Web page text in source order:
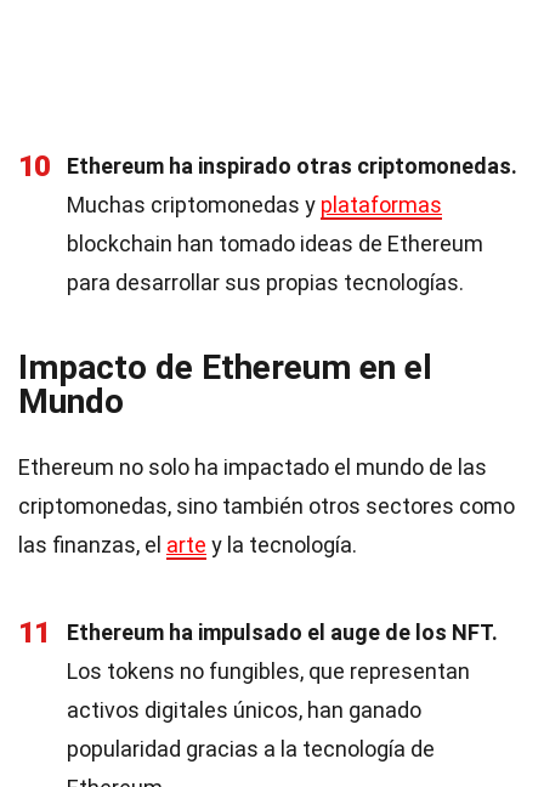
10
Ethereum ha inspirado otras criptomonedas.
Muchas criptomonedas y plataformas
blockchain han tomado ideas de Ethereum
para desarrollar sus propias tecnologías.
Impacto de Ethereum en el
Mundo
Ethereum no solo ha impactado el mundo de las
criptomonedas, sino también otros sectores como
las finanzas, el arte y la tecnología.
11
Ethereum ha impulsado el auge de los NFT.
Los tokens no fungibles, que representan
activos digitales únicos, han ganado
popularidad gracias a la tecnología de